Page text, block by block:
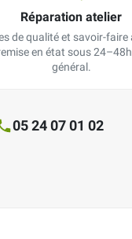
Réparation atelier
de qualité et savoir-faire
en état sous
général.
05 24 07 01 02